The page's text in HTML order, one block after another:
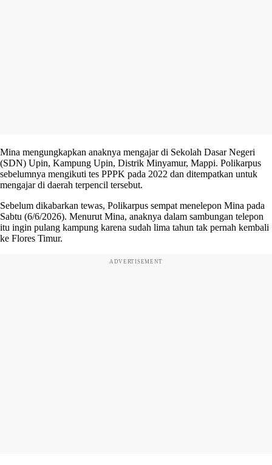
Mina mengungkapkan anaknya mengajar di Sekolah Dasar Negeri
(SDN) Upin, Kampung Upin, Distrik Minyamur, Mappi. Polikarpus
sebelumnya mengikuti tes PPPK pada 2022 dan ditempatkan untuk
mengajar di daerah terpencil tersebut.
Sebelum dikabarkan tewas, Polikarpus sempat menelepon Mina pada
Sabtu (6/6/2026). Menurut Mina, anaknya dalam sambungan telepon
itu ingin pulang kampung karena sudah lima tahun tak pernah kembali
ke Flores Timur.
ADVERTISEMENT